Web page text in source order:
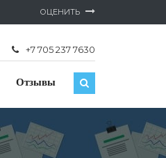
ОЦЕНИТЬ
+7 705 237 7630
Отзывы